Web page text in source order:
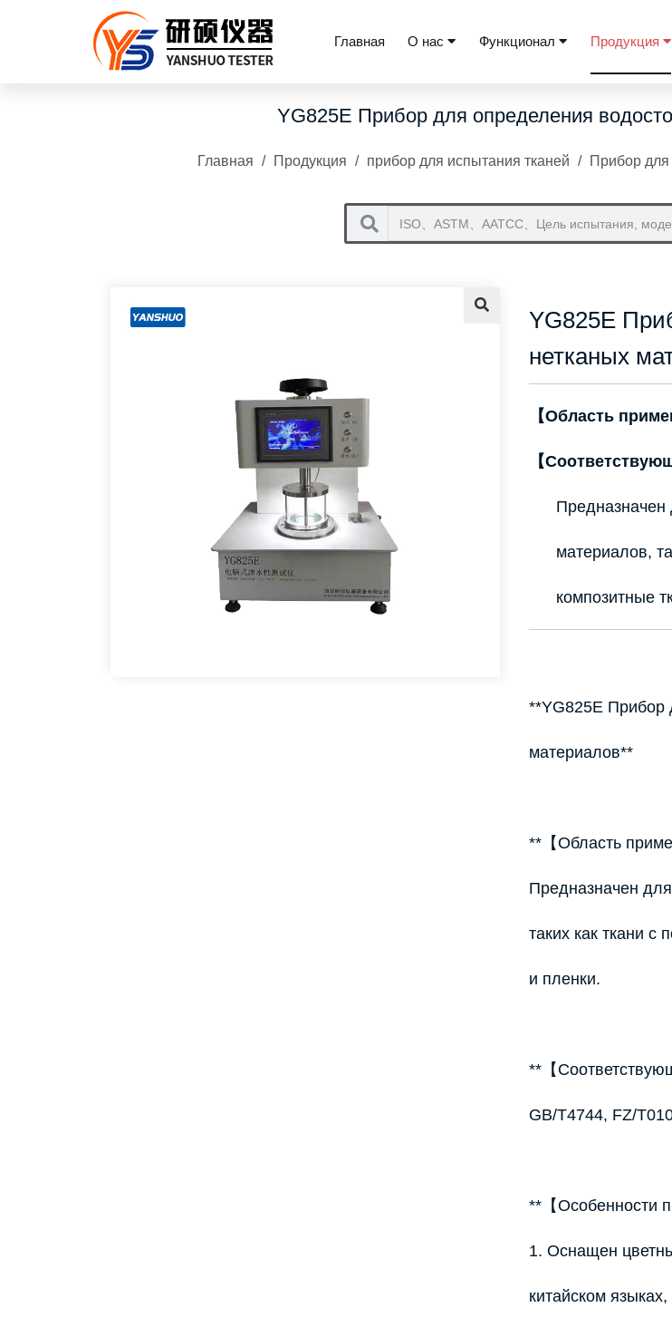
Главная О нас Функционал Продукция
YG825E Прибор для определения
Главная / Продукция / прибор для испытания тканей / Прибор для
YG825E
нетканых
【Область
【
Предназначен
материалов,
композитные
**YG825E Прибор
материалов**
**【Область
Предназначен
таких как ткани с
и пленки.
**【
GB/T4744, FZ/
**【Особенности
1. Оснащен
китайском